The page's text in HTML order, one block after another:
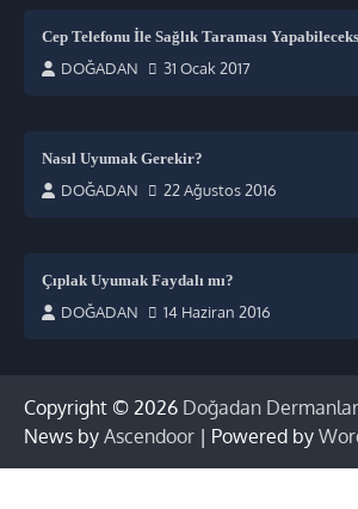
Cep Telefonu İle Sağlık Taraması
DOĞADAN 31 Ocak 2017
Nasıl Uyumak Gerekir?
DOĞADAN 22 Ağustos 2016
Çıplak Uyumak Faydalı mı?
DOĞADAN 14 Haziran 2016
Copyright © 2026 Doğadan Dermanlar
News by Ascendoor | Powered by